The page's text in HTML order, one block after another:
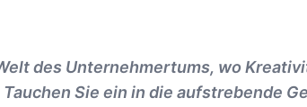
des Unternehmertums, wo
Sie ein in die aufstrebende